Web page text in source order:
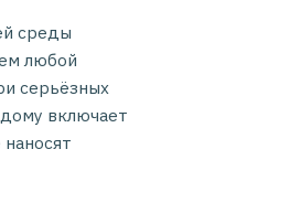
среды
любой
серьёзных
включает